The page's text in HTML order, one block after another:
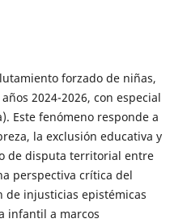
forzado de niñas,
2024-2026, con especial
Este fenómeno responde a
la exclusión educativa y
de disputa territorial entre
perspectiva crítica del
de injusticias epistémicas
infantil a marcos